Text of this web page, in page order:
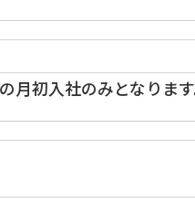
初入社のみとなります